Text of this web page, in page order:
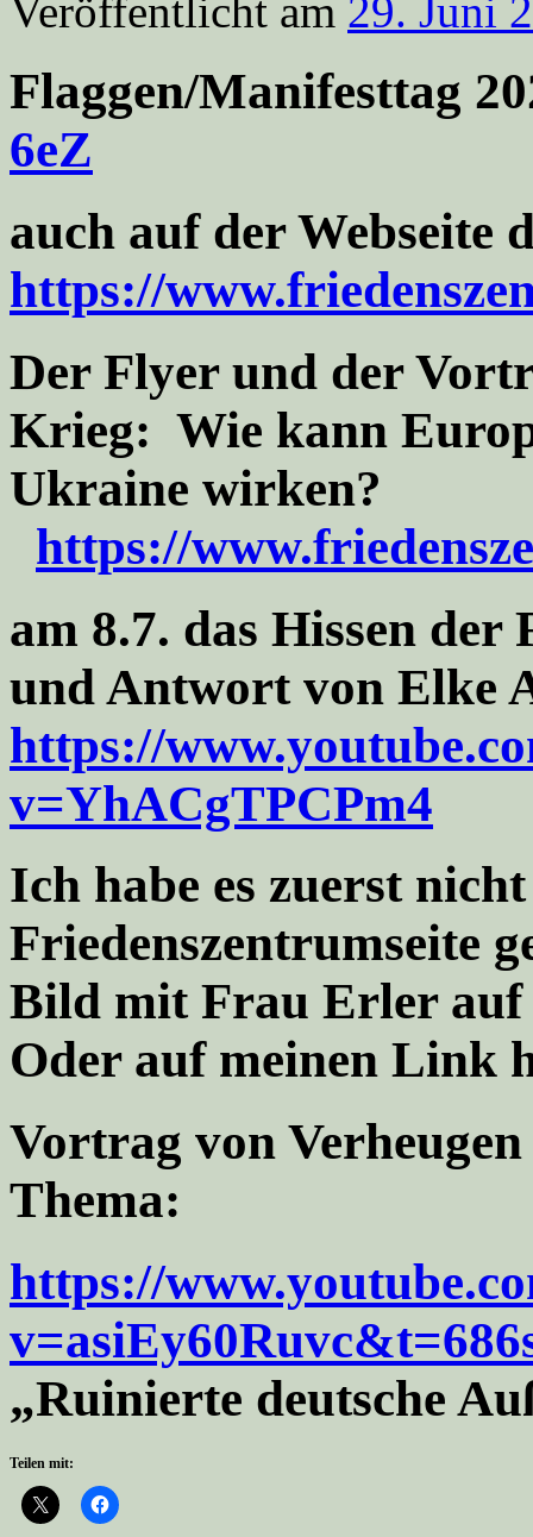
Veröffentlicht am 29. Juni
Flaggen/Manifesttag
6eZ
auch auf der Webseite
https://
Der Flyer und der
Krieg: Wie kann
Ukraine wirken?
https://
am 8.7. das Hissen der
und Antwort von Elke
https://
v=YhACgTPCPm4
Ich habe es zuerst
Friedenszentrumseite
Bild mit Frau Erlerauf
Oder auf meinen Link
Vortrag von
Thema:
https://
„Ruinierte deutsche
Teilen mit: